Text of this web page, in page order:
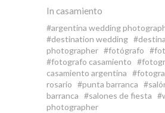
In casamiento
argentina wedding
destination wedding
photographer
fotógrafo
fotografo casamiento
casamiento argentina
rosario
punta barranca
barranca
salones de fiesta
photographer